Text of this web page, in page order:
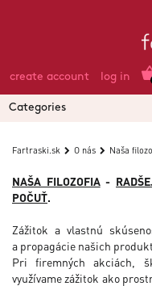
create account log in
Categories
Fartraski.sk O nás Naša
NAŠA FILOZOFIA-
POČUŤ.
Zážitok a vlastnú
a propagácie našich
Pri firemných akciách,
využívame zážitok ako